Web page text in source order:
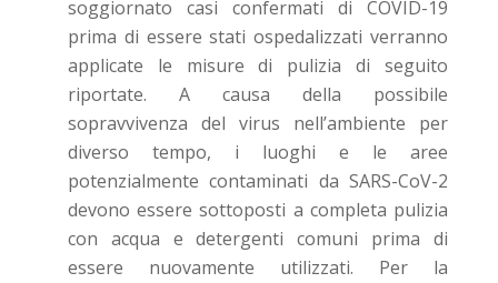
soggiornato casi confermati di COVID-19
prima di essere stati ospedalizzati verranno
applicate le misure di pulizia di seguito
riportate. A causa della possibile
sopravvivenza del virus nell’ambiente per
diverso tempo, i luoghi e le aree
potenzialmente contaminati da SARS-CoV-2
devono essere sottoposti a completa pulizia
con acqua e detergenti comuni prima di
essere nuovamente utilizzati. Per la